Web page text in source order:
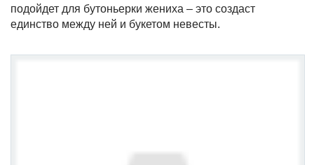
подойдет для бутоньерки жениха – это создаст
единство между ней и букетом невесты.